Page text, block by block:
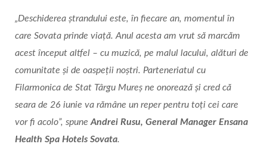
„Deschiderea ștrandului este, în fiecare an, momentul în
care Sovata prinde viață. Anul acesta am vrut să marcăm
acest început altfel – cu muzică, pe malul lacului, alături de
comunitate și de oaspeții noștri. Parteneriatul cu
Filarmonica de Stat Târgu Mureș ne onorează și cred că
seara de 26 iunie va rămâne un reper pentru toți cei care
vor fi acolo”, spune Andrei Rusu, General Manager Ensana
Health Spa Hotels Sovata.